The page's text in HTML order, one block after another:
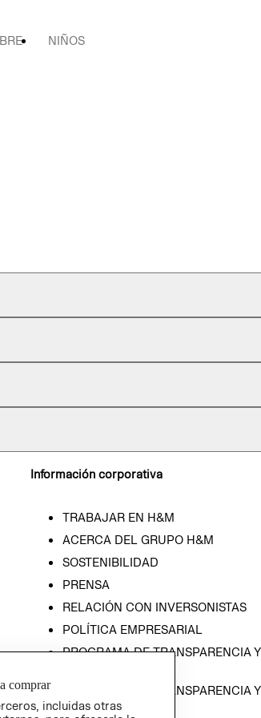
NIÑOS
Información corporativa
TRABAJAR EN H&M
ACERCA DEL GRUPO H&M
SOSTENIBILIDAD
PRENSA
RELACIÓN CON INVERSONISTAS
POLÍTICA EMPRESARIAL
PROGRAMA DE TRANSPARENCIA Y
PROGRAMA DE TRANSPARENCIA Y
ÉTICA (INGLÉS)
comprar
incluidas otras